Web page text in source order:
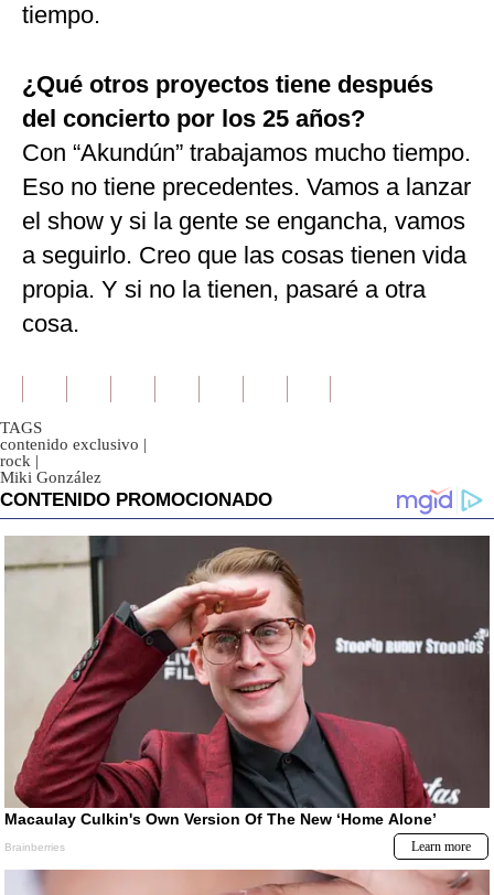
tiempo.
¿Qué otros proyectos tiene después
del concierto por los 25 años?
Con “Akundún” trabajamos mucho tiempo.
Eso no tiene precedentes. Vamos a lanzar
el show y si la gente se engancha, vamos
a seguirlo. Creo que las cosas tienen vida
propia. Y si no la tienen, pasaré a otra
cosa.
TAGS
contenido exclusivo |
rock |
Miki González